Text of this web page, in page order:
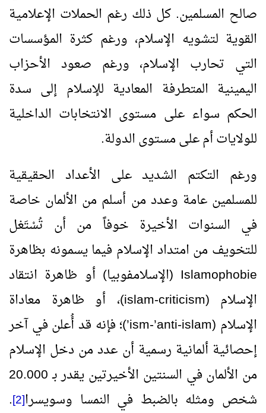
صالح المسلمين. كل ذلك رغم الحملات الإعلامية
القوية لتشويه الإسلام، ورغم كثرة المؤسسات
التي تحارب الإسلام، ورغم صعود الأحزاب
اليمينية المتطرفة المعادية للإسلام إلى سدة
الحكم سواء على مستوى الانتخابات الداخلية
للولايات أم على مستوى الدولة.
ورغم التكتم الشديد على الأعداد الحقيقية
للمسلمين عامة وعدد من أسلم من الألمان خاصة
في السنوات الأخيرة خوفاً من أن تُسْتَغل
للتخويف من امتداد الإسلام فيما يسمونه بظاهرة
Islamophobie (الإسلامفوبيا) أو ظاهرة انتقاد
الإسلام (islam-criticism)، أو ظاهرة معاداة
الإسلام (anti-islam
’-
ism’)؛ فإنه قد أُعلن في آخر
إحصائية ألمانية رسمية أن عدد من دخل الإسلام
من الألمان في السنتين الأخيرتين يقدر بـ 20.000
شخص ومثله بالضبط في النمسا وسويسرا[2]
.